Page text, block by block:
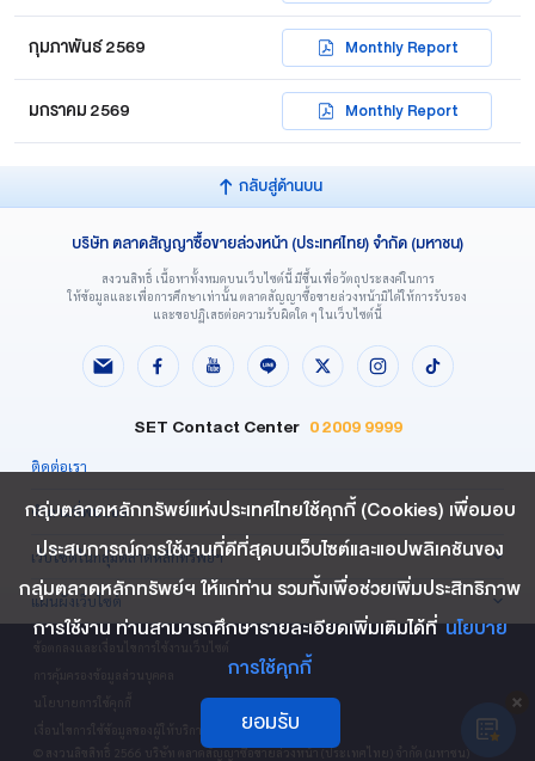
กุมภาพันธ์ 2569 Monthly Report
มกราคม 2569 Monthly Report
กลุ่มตลาดหลักทรัพย์แห่งประเทศไทยใช้คุกกี้ (Cookies) เพื่อมอบ
ประสบการณ์การใช้งานที่ดีที่สุดบนเว็บไซต์และแอปพลิเคชันของ
กลุ่มตลาดหลักทรัพย์ฯ ให้แก่ท่าน รวมทั้งเพื่อช่วยเพิ่มประสิทธิภาพ
การใช้งาน ท่านสามารถศึกษารายละเอียดเพิ่มเติมได้ที่นโยบาย
การใช้คุกกี้
ยอมรับ
กลับสู่ด้านบน
บริษัท ตลาดสัญญาซื้อขายล่วงหน้า (ประเทศไทย) จำกัด (มหาชน)
สงวนสิทธิ์ เนื้อหาทั้งหมดบนเว็บไซต์นี้ มีขึ้นเพื่อวัตถุประสงค์ในการ
ให้ข้อมูลและเพื่อการศึกษาเท่านั้น ตลาดสัญญาซื้อขายล่วงหน้ามิได้ให้การรับรอง
และขอปฏิเสธต่อความรับผิดใด ๆ ในเว็บไซต์นี้
SET Contact Center 0 2009 9999
ติดต่อเรา
คำถามที่พบบ่อย
เว็บไซต์ในกลุ่มตลาดหลักทรัพย์ฯ
แผนผังเว็บไซต์
ข้อตกลงและเงื่อนไขการใช้งานเว็บไซต์
การคุ้มครองข้อมูลส่วนบุคคล
นโยบายการใช้คุกกี้
เงื่อนไขการใช้ข้อมูลของผู้ให้บริการรายอื่น
© สงวนลิขสิทธิ์ 2566 บริษัท ตลาดสัญญาซื้อขายล่วงหน้า (ประเทศไทย) จำกัด (มหาชน)